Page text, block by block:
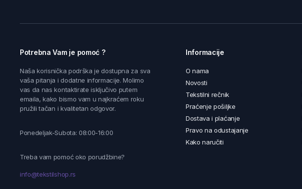
Potrebna Vam je pomoć ?
Naša korisnička podrška je dostupna za sva
vaša pitanja i dodatne informacije. Molimo
vas da nas kontaktirate isključivo putem
emaila, kako bismo vam u najkraćem roku
pružili tačan i kvalitetan odgovor.
Ponedeljak-Subota: 08:00-16:00
Treba vam pomoć oko porudžbine?
info@tekstilshop.rs
Informacije
O nama
Novosti
Tekstilni rečnik
Praćenje pošiljke
Dostava i plaćanje
Pravo na odustajanje
Kako naručiti